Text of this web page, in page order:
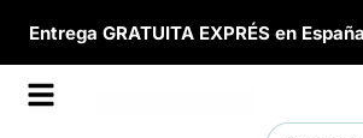
Entrega GRATUITA EXPRÉS en